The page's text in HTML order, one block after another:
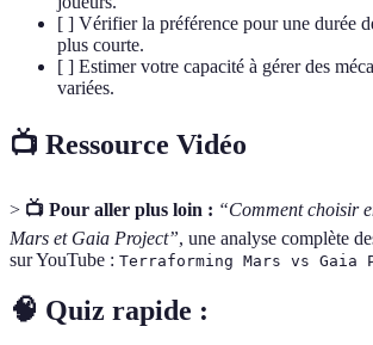
[ ] Vérifier la préférence pour une durée
plus courte.
[ ] Estimer votre capacité à gérer des
variées.
📺 Ressource Vidéo
> 📺 Pour aller plus loin : “Comment choisir
Mars et Gaia Project”, une analyse complète
sur YouTube : Terraforming Mars vs Gaia
🧠 Quiz rapide :